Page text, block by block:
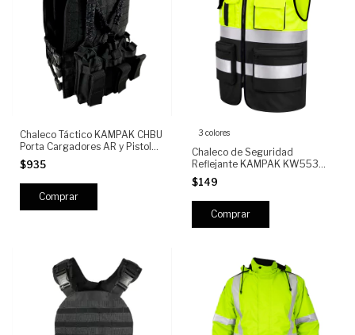
Chaleco Táctico KAMPAK CHBU
Porta Cargadores AR y Pistola |
Sistema MOLLE Frontal |
Bungee de Retención |
Ajustable Profesional, PORTA
PLACA
$935
3 colores
Chaleco de Seguridad
Reflejante KAMPAK KW553
Alta Visibilidad con Bolsillos
Multifunción y Cierre Reforzado
para Trabajo, Construcción y
Seguridad Ind
$149
Comprar